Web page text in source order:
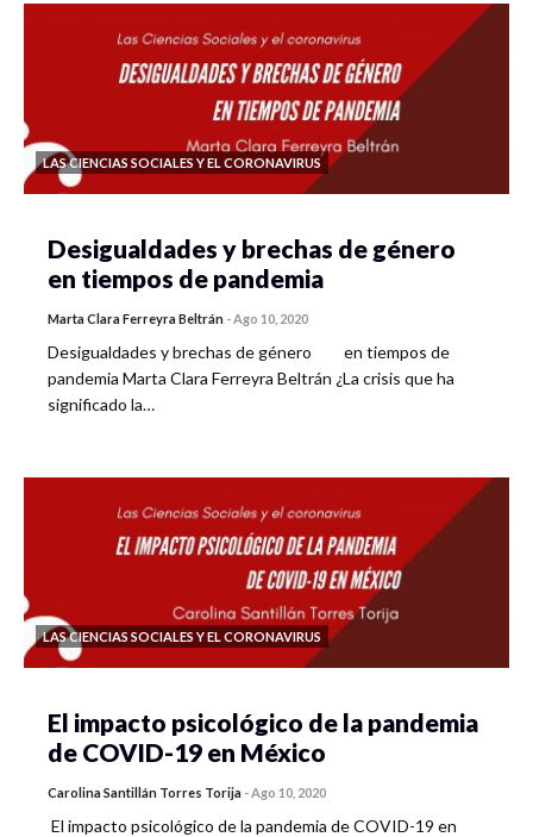
LAS CIENCIAS SOCIALES Y EL CORONAVIRUS
Desigualdades y brechas de género
en tiempos de pandemia
Marta Clara Ferreyra Beltrán -Ago 10, 2020
Desigualdades y brechas de género en tiempos de
pandemia Marta Clara Ferreyra Beltrán ¿La crisis que ha
significado la…
LAS CIENCIAS SOCIALES Y EL CORONAVIRUS
El impacto psicológico de la pandemia
de COVID-19 en México
Carolina Santillán Torres Torija -Ago 10, 2020
El impacto psicológico de la pandemia de COVID-19 en